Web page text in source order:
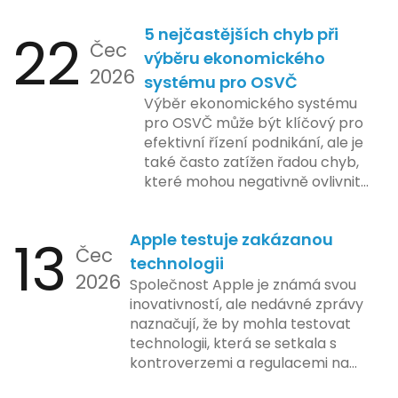
22 Čec
2026
5 nejčastějších chyb při
výběru ekonomického
systému pro OSVČ
Výběr ekonomického systému
pro OSVČ může být klíčový pro
efektivní řízení podnikání, ale je
také často zatížen řadou chyb,
které mohou negativně ovlivnit
by se podnikatelé měli vyvarovat.
13 Čec
2026
Apple testuje zakázanou
technologii
Společnost Apple je známá svou
inovativností, ale nedávné zprávy
naznačují, že by mohla testovat
technologii, která se setkala s
kontroverzemi a regulacemi na